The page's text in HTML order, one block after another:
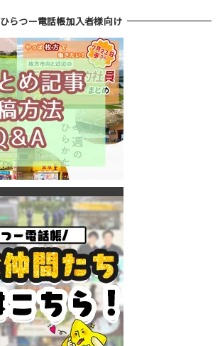
ひらつー電話帳加入者様向け